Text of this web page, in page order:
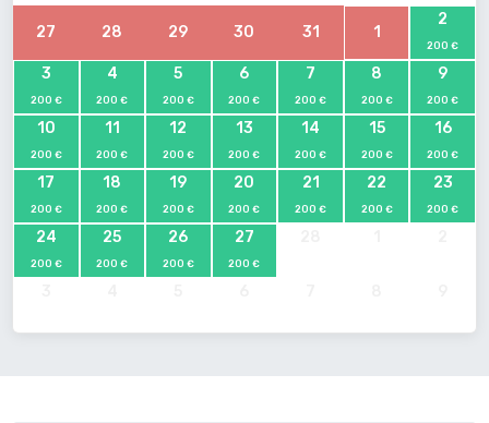
27 28 29 30 31 1
2
200 €
3
200 €
4
200 €
5
200 €
6
200 €
7
200 €
8
200 €
9
200 €
10
200 €
11
200 €
12
200 €
13
200 €
14
200 €
15
200 €
16
200 €
17
200 €
18
200 €
19
200 €
20
200 €
21
200 €
22
200 €
23
200 €
24
200 €
25
200 €
26
200 €
27
200 €